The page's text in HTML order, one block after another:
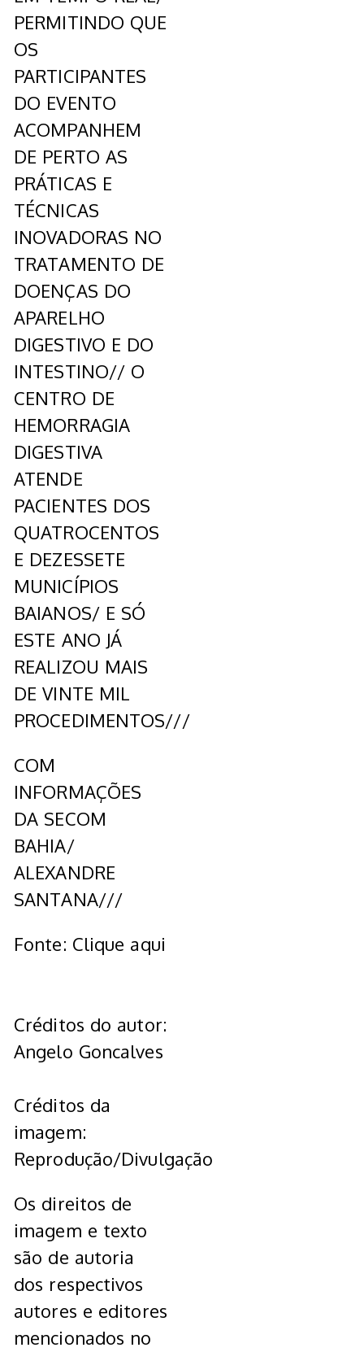
PERMITINDO QUE
OS
PARTICIPANTES
DO EVENTO
ACOMPANHEM
DE PERTO AS
PRÁTICAS E
TÉCNICAS
INOVADORAS NO
TRATAMENTO DE
DOENÇAS DO
APARELHO
DIGESTIVO E DO
INTESTINO// O
CENTRO DE
HEMORRAGIA
DIGESTIVA
ATENDE
PACIENTES DOS
QUATROCENTOS
E DEZESSETE
MUNICÍPIOS
BAIANOS/ E SÓ
ESTE ANO JÁ
REALIZOU MAIS
DE VINTE MIL
PROCEDIMENTOS///
COM
INFORMAÇÕES
DA SECOM
BAHIA/
ALEXANDRE
SANTANA///
Fonte: Clique aqui
Créditos do autor:
Angelo Goncalves
Créditos da
imagem:
Reprodução/Divulgação
Os direitos de
imagem e texto
são de autoria
dos respectivos
autores e editores
mencionados no